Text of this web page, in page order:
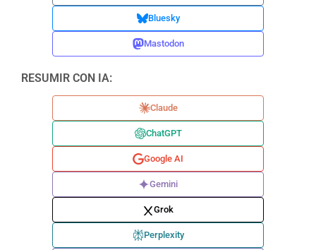
Bluesky
Mastodon
RESUMIR CON IA:
Claude
ChatGPT
Google AI
Gemini
Grok
Perplexity